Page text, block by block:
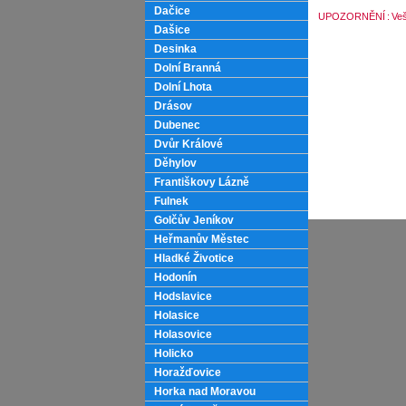
Dačice
Dašice
Desinka
Dolní Branná
Dolní Lhota
Drásov
Dubenec
Dvůr Králové
Děhylov
Františkovy Lázně
Fulnek
Golčův Jeníkov
Heřmanův Městec
Hladké Životice
Hodonín
Hodslavice
Holasice
Holasovice
Holicko
Horažďovice
Horka nad Moravou
UPOZORNĚNÍ :